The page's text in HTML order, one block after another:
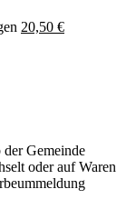
20,50 €
der Gemeinde
oder auf Waren